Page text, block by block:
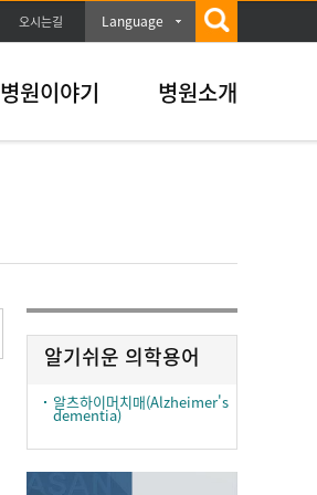
오시는길 Language
병원이야기 병원소개
알기쉬운 의학용어
알츠하이머치매(Alzheimer's
dementia)